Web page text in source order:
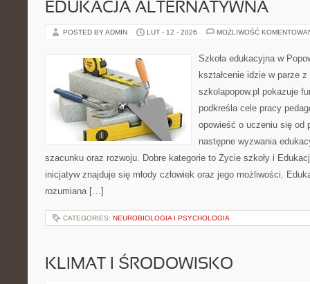
EDUKACJA ALTERNATYWNA
POSTED BY ADMIN LUT - 12 - 2026 MOŻLIWOŚĆ
Szkoła edukacyjna w
kształcenie idzie w parze
szkolapopow.pl pokazuje
podkreśla cele pracy
opowieść o uczeniu się od
następne wyzwania
szacunku oraz rozwoju. Dobre kategorie to Życie szkoły i
inicjatyw znajduje się młody człowiek oraz jego możliwości.
rozumiana […]
CATEGORIES: NEUROBIOLOGIA I PSYCHOLOGIA
KLIMAT I ŚRODOWISKO